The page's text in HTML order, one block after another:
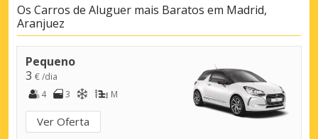
Os Carros de Aluguer mais Baratos em Madrid,
Aranjuez
Pequeno
3 € /dia
4
3 M
Ver Oferta